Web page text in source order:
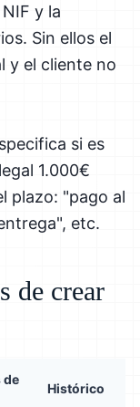
NIF y la
Sin ellos el
y el cliente no
si es
1.000€
plazo: "pago al
etc.
de crear
de
Histórico